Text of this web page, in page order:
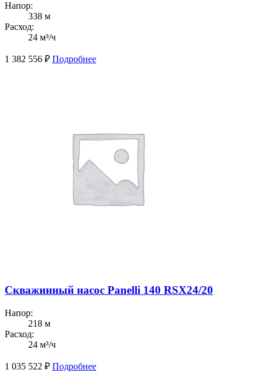
Напор:
338 м
Расход:
24 м³/ч
1 382 556 ₽ Подробнее
Скважинный насос Panelli 140 RSX24/20
Напор:
218 м
Расход:
24 м³/ч
1 035 522 ₽ Подробнее